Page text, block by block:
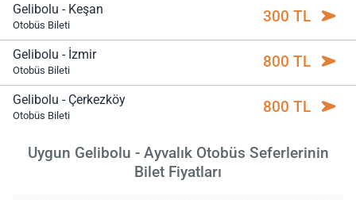
Gelibolu - Keşan
Otobüs Bileti 300 TL
Gelibolu - İzmir
Otobüs Bileti 800 TL
Gelibolu - Çerkezköy
Otobüs Bileti 800 TL
Uygun Gelibolu - Ayvalık Otobüs Seferlerinin
Bilet Fiyatları